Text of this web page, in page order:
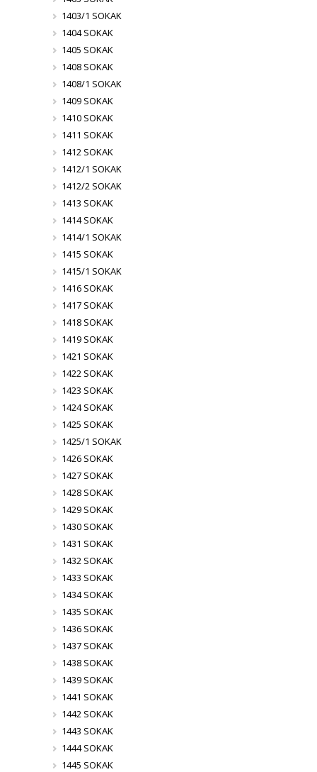
1403/1 SOKAK
1404 SOKAK
1405 SOKAK
1408 SOKAK
1408/1 SOKAK
1409 SOKAK
1410 SOKAK
1411 SOKAK
1412 SOKAK
1412/1 SOKAK
1412/2 SOKAK
1413 SOKAK
1414 SOKAK
1414/1 SOKAK
1415 SOKAK
1415/1 SOKAK
1416 SOKAK
1417 SOKAK
1418 SOKAK
1419 SOKAK
1421 SOKAK
1422 SOKAK
1423 SOKAK
1424 SOKAK
1425 SOKAK
1425/1 SOKAK
1426 SOKAK
1427 SOKAK
1428 SOKAK
1429 SOKAK
1430 SOKAK
1431 SOKAK
1432 SOKAK
1433 SOKAK
1434 SOKAK
1435 SOKAK
1436 SOKAK
1437 SOKAK
1438 SOKAK
1439 SOKAK
1441 SOKAK
1442 SOKAK
1443 SOKAK
1444 SOKAK
1445 SOKAK